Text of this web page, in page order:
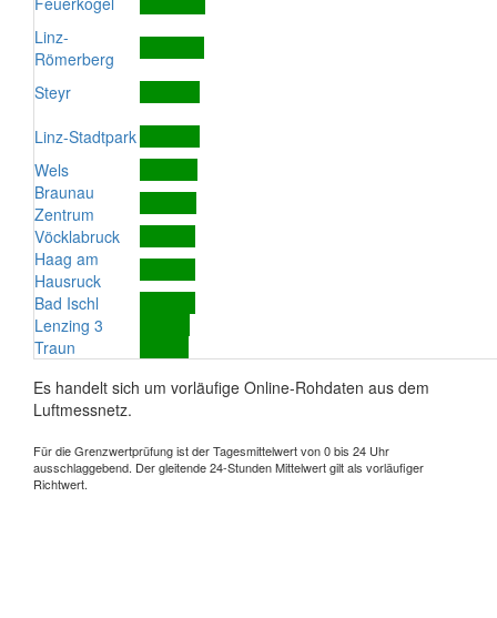
Linz-
Römerberg
Steyr
Linz-Stadtpark
Wels
Braunau
Zentrum
Vöcklabruck
Haag am
Hausruck
Bad Ischl
Lenzing 3
Traun
Es handelt sich um vorläufige Online-Rohdaten aus dem
Luftmessnetz.
Für die Grenzwertprüfung ist der Tagesmittelwert von 0 bis 24 Uhr
ausschlaggebend. Der gleitende 24-Stunden Mittelwert gilt als vorläufiger
Richtwert.